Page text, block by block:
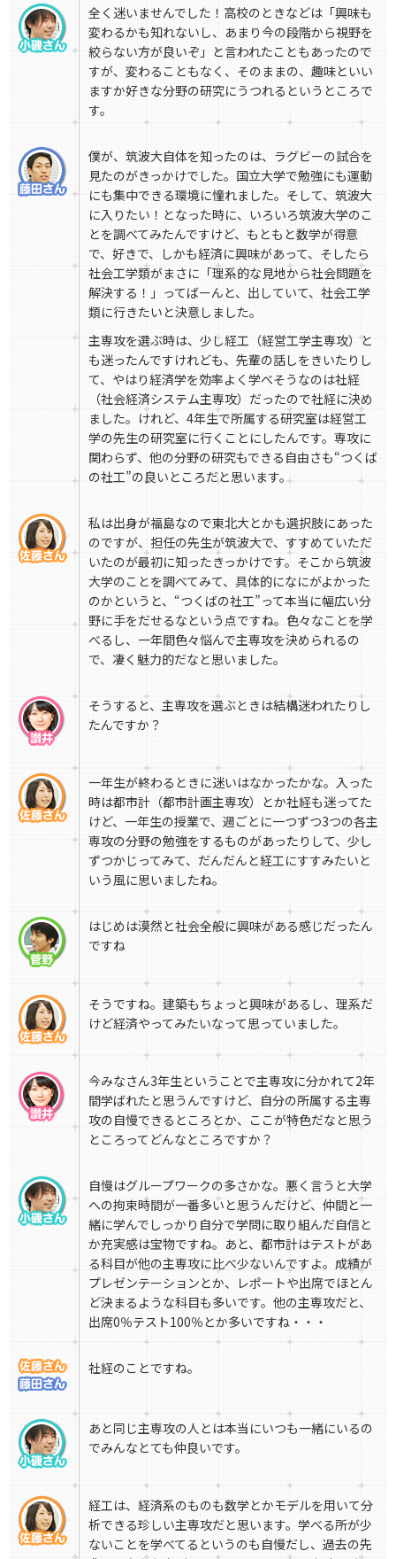
全く迷いませんでした！高校のときなどは「興味も
変わるかも知れないし、あまり今の段階から視野を
絞らない方が良いぞ」と言われたこともあったので
すが、変わることもなく、そのままの、趣味といい
ますか好きな分野の研究にうつれるというところで
す。
僕が、筑波大自体を知ったのは、ラグビーの試合を
見たのがきっかけでした。国立大学で勉強にも運動
にも集中できる環境に憧れました。そして、筑波大
に入りたい！となった時に、いろいろ筑波大学のこ
とを調べてみたんですけど、もともと数学が得意
で、好きで、しかも経済に興味があって、そしたら
社会工学類がまさに「理系的な見地から社会問題を
解決する！」ってばーんと、出していて、社会工学
類に行きたいと決意しました。
主専攻を選ぶ時は、少し経工（経営工学主専攻）と
も迷ったんですけれども、先輩の話しをきいたりし
て、やはり経済学を効率よく学べそうなのは社経
（社会経済システム主専攻）だったので社経に決め
ました。けれど、4年生で所属する研究室は経営工
学の先生の研究室に行くことにしたんです。専攻に
関わらず、他の分野の研究もできる自由さも“つくば
の社工”の良いところだと思います。
私は出身が福島なので東北大とかも選択肢にあった
のですが、担任の先生が筑波大で、すすめていただ
いたのが最初に知ったきっかけです。そこから筑波
大学のことを調べてみて、具体的になにがよかった
のかというと、“つくばの社工”って本当に幅広い分
野に手をだせるなという点ですね。色々なことを学
べるし、一年間色々悩んで主専攻を決められるの
で、凄く魅力的だなと思いました。
そうすると、主専攻を選ぶときは結構迷われたりし
たんですか？
一年生が終わるときに迷いはなかったかな。入った
時は都市計（都市計画主専攻）とか社経も迷ってた
けど、一年生の授業で、週ごとに一つずつ3つの各主
専攻の分野の勉強をするものがあったりして、少し
ずつかじってみて、だんだんと経工にすすみたいと
いう風に思いましたね。
はじめは漠然と社会全般に興味がある感じだったん
ですね
そうですね。建築もちょっと興味があるし、理系だ
けど経済やってみたいなって思っていました。
今みなさん3年生ということで主専攻に分かれて2年
間学ばれたと思うんですけど、自分の所属する主専
攻の自慢できるところとか、ここが特色だなと思う
ところってどんなところですか？
自慢はグループワークの多さかな。悪く言うと大学
への拘束時間が一番多いと思うんだけど、仲間と一
緒に学んでしっかり自分で学問に取り組んだ自信と
か充実感は宝物ですね。あと、都市計はテストがあ
る科目が他の主専攻に比べ少ないんですよ。成績が
プレゼンテーションとか、レポートや出席でほとん
ど決まるような科目も多いです。他の主専攻だと、
出席0％テスト100％とか多いですね・・・
社経のことですね。
あと同じ主専攻の人とは本当にいつも一緒にいるの
でみんなとても仲良いです。
経工は、経済系のものも数学とかモデルを用いて分
析できる珍しい主専攻だと思います。学べる所が少
ないことを学べてるというのも自慢だし、過去の先